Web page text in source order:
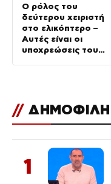
Ο ρόλος του
δεύτερου χειριστή
στο ελικόπτερο –
Αυτές είναι οι
υποχρεώσεις του
// ΔΗΜΟΦΙΛΗ
1